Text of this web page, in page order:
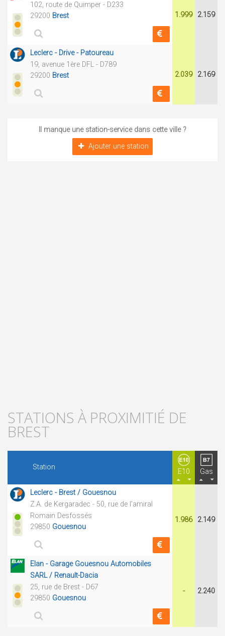
102, route de Quimper - D233
29200 Brest 1.999 2.159
Leclerc - Drive - Patoureau
19, avenue 1ère DFL - D789
29200 Brest 2.039 2.169
Il manque une station-service dans cette ville ?
Ajouter une station
STATIONS À PROXIMITIÉ DE
BREST
Station
E10 Gas
Leclerc - Brest / Gouesnou
Z.A. de Kergaradec - 50, rue de l'amiral
Romain Desfossés
29850 Gouesnou
1.986 2.149
Elan - Garage Gouesnou Automobiles
SARL / Renault-Dacia
25, rue de Brest - D67
29850 Gouesnou
- 2.240